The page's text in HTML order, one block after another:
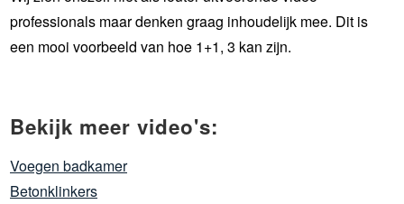
professionals maar denken graag inhoudelijk mee. Dit is
een mooi voorbeeld van hoe 1+1, 3 kan zijn.
Bekijk meer video's:
Voegen badkamer
Betonklinkers